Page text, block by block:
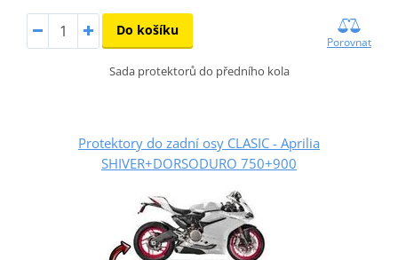
Do košíku
Porovnat
Sada protektorů do předního kola
Protektory do zadní osy CLASIC - Aprilia
SHIVER+DORSODURO 750+900